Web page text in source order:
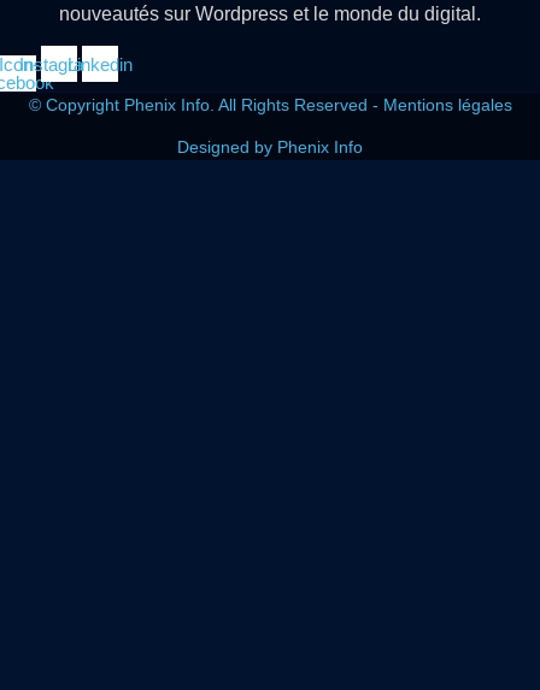
nouveautés sur Wordpress et le monde du digital.
InstagramLinkedin
© Copyright Phenix Info. All Rights Reserved - Mentions légales
Designed by Phenix Info